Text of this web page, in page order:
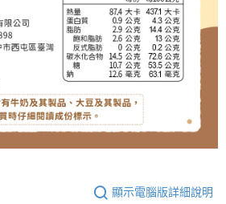
顯示電腦版詳細說明